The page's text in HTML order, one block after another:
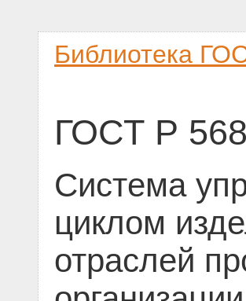
Библиотека
ГОСТ Р
Система
циклом
отраслей